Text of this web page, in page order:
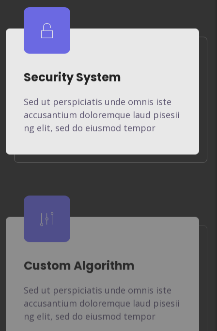
Security System
Sed ut perspiciatis unde omnis iste
accusantium doloremque laud pisesii
ng elit, sed do eiusmod tempor
Custom Algorithm
Sed ut perspiciatis unde omnis iste
accusantium doloremque laud pisesii
ng elit, sed do eiusmod tempor